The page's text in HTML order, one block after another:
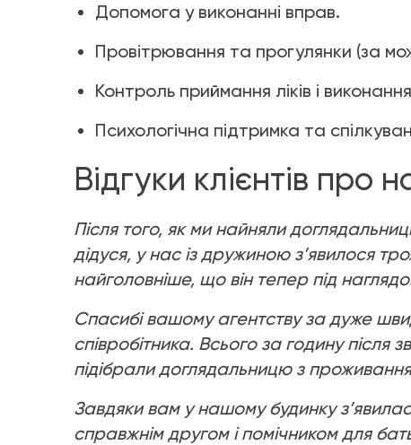
Допомога у виконанні вправ.
Провітрювання та прогулянки (за
Контроль приймання ліків і
Психологічна підтримка та
Відгуки клієнтів
Після того, як ми найняли
дідуся, у нас із дружиною з’явилося
найголовніше, що він тепер під
Спасибі вашому агентству за дуже
співробітника. Всього за годину після
підібрали доглядальницю з
Завдяки вам у нашому будинку
справжнім другом і помічником для